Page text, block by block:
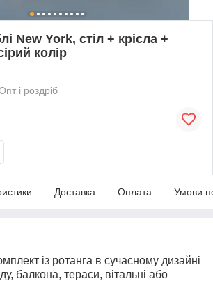
New York, стіл + крісла +
колір
і роздріб
Доставка Оплата Умови
із ротанга в сучасному дизайні
балкона, тераси, вітальні або